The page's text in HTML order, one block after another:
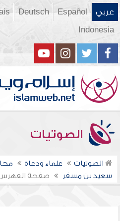
عربي Español
Deutsch
Indonesia
الصوتيات
الصوتيات علماء ودعاة
سعيد بن مسفر
صفحة